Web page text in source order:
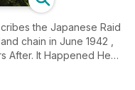
the Japanese Raid
chain in June 1942 ,
After. It Happened Here
- Detective Constable